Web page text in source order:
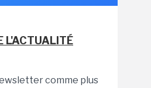
L'ACTUALITÉ
comme plus